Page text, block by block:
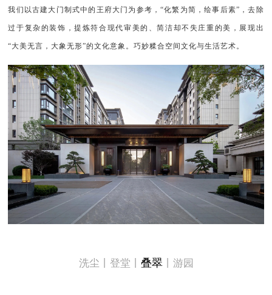
我们以古建大门制式中的王府大门为参考，“化繁为简，绘事后素”，去除
过于复杂的装饰，提炼符合现代审美的、简洁却不失庄重的美，展现出
“大美无言，大象无形”的文化意象。巧妙糅合空间文化与生活艺术。
洗尘丨登堂丨 叠翠丨游园